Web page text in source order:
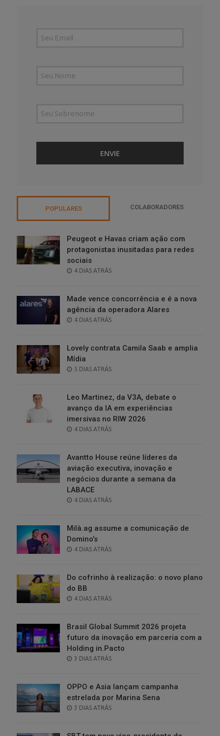
POPULARES COLABORADORES
Peugeot e Havas criam ação com
protagonistas inusitadas para redes
sociais
POSTED
4 DIAS ATRÁS
Made vence concorrência e é a nova
agência da operadora Alares
POSTED
4 DIAS ATRÁS
Lovely contrata Camila Saab e amplia
Mídia
POSTED
5 DIAS ATRÁS
Leo Martinez, da V3A, debate o
avanço da IA em experiências
imersivas no RIW 2026
POSTED
4 DIAS ATRÁS
Avantto House reúne líderes da
aviação executiva, inovação e
negócios durante a semana da
LABACE
POSTED
4 DIAS ATRÁS
Milà.ag assume a comunicação de
Domino’s
POSTED
4 DIAS ATRÁS
Do cofrinho à realização: o novo plano
do BB
POSTED
4 DIAS ATRÁS
Brasil Global Summit 2026 projeta
futuro da inovação em parceria com a
Holding in.Pacto
POSTED
3 DIAS ATRÁS
OPPO e Asia lançam campanha
estrelada por Marina Sena
POSTED
3 DIAS ATRÁS